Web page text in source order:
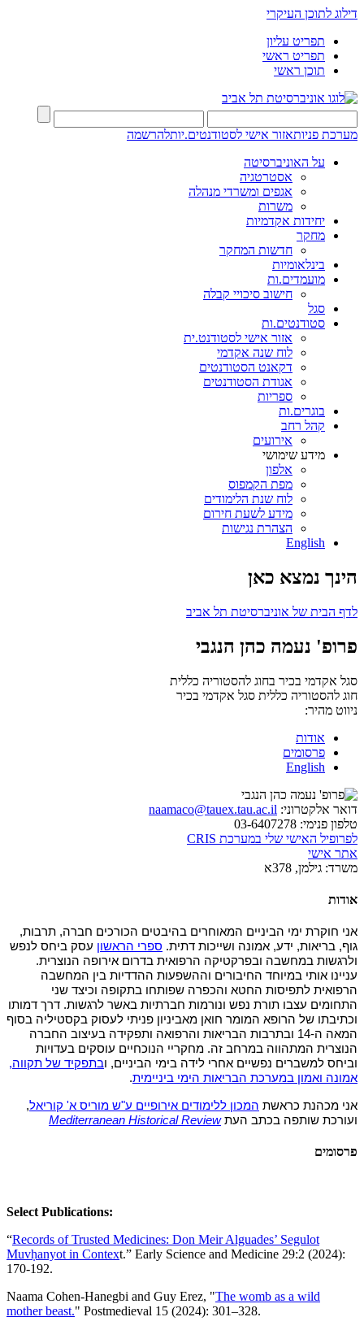
דילוג לתוכן העיקרי
תפריט עליון
תפריט ראשי
תוכן ראשי
מערכת פניותאזור אישי לסטודנטים.יותלהרשמה
על האוניברסיטה
אסטרטגיה
אגפים ומשרדי מנהלה
משרות
יחידות אקדמיות
מחקר
חדשות המחקר
בינלאומיות
מועמדים.ות
חישוב סיכויי קבלה
סגל
סטודנטים.ות
אזור אישי לסטודנט.ית
לוח שנה אקדמי
דקאנט הסטודנטים
אגודת הסטודנטים
ספריות
בוגרים.ות
קהל רחב
אירועים
מידע שימושי
אלפון
מפת הקמפוס
לוח שנת הלימודים
מידע לשעת חירום
הצהרת נגישות
English
הינך נמצא כאן
לדף הבית של אוניברסיטת תל אביב
פרופ' נעמה כהן הנגבי
סגל אקדמי בכיר בחוג להסטוריה כללית
חוג להסטוריה כללית סגל אקדמי בכיר
ניווט מהיר:
אודות
פרסומים
English
דואר אלקטרוני: naamaco@tauex.tau.ac.il
טלפון פנימי:
לפרופיל האישי שלי במערכת CRIS
אתר אישי
משרד: גילמן, 378א
אודות
אני חוקרת ימי הביניים המאוחרים בהיבטים הכורכים חברה, תרבות,
גוף, בריאות, ידע, אמונה ושייכות דתית. ספרי הראשון עסק ביחס לנפש
ולרגשות במחשבה ובפרקטיקה הרפואית בדרום אירופה הנוצרית.
עניינו אותי במיוחד החיבורים וההשפעות ההדדיות בין המחשבה
הרפואית לתפיסות החטא והכפרה שפותחו בתקופה וכיצד שני
התחומים עצבו תורת נפש ונורמות חברתיות באשר לרגשות. דרך דמותו
וכתיבתו של הרופא המומר חואן מאביניון פניתי לעסוק בקסטיליה בסוף
המאה ה-14 ובתרבות הבריאות והרפואה ותפקידה בעיצוב החברה
הנוצרית המתהווה במרחב זה. מחקריי הנוכחיים עוסקים בעדויות
וביחס למשברים נפשיים אחרי לידה בימי הביניים, ובתפקיד של תקווה,
אמונה ואמון במערכת הבריאות הימי ביניימית.
אני מכהנת כראשת המכון ללימודים אירופיים ע"ש מוריס א' קוריאל,
ועורכת שותפה בכתב העת Mediterranean Historical Review
פרסומים
Select Publications:
“Records of Trusted Medicines: Don Meir Alguades’ Segulot
Muvḥanyot in Context.” Early Science and Medicine 29:2 (2024):
170-192.
Naama Cohen-Hanegbi and Guy Erez, "The womb as a wild
mother beast." Postmedieval 15 (2024): 301–328.